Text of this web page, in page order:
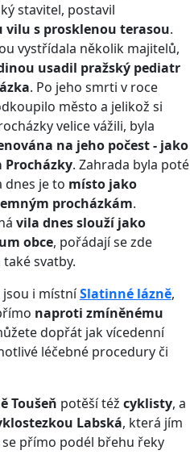
stavitel, postavil
vilu s prosklenou terasou.
vystřídala několik majitelů,
usadil pražský pediatr
. Po jeho smrti v roce
město a jelikož si
velice vážili, byla
na jeho počest - jako
Procházky. Zahrada byla poté
dnes je to místo jako
procházkám.
vila dnes slouží jako
obce, pořádají se zde
svatby.
jsou i místníSlatinné lázně,
naproti zmíněnému
dopřát jak vícedenní
léčebné procedury či
Toušeň potěší též cyklisty, a
Labská, která jím
přímo podél břehu řeky